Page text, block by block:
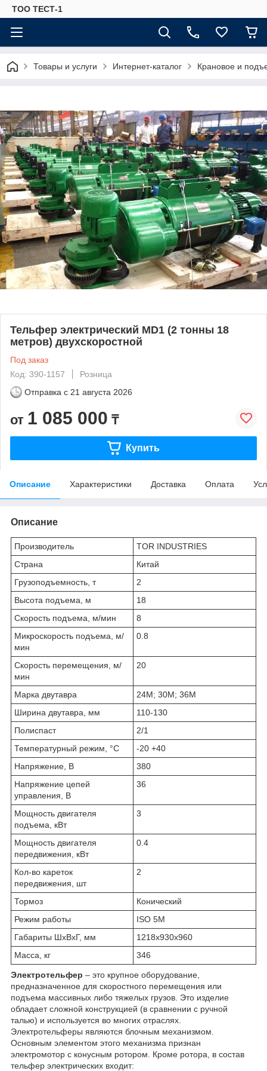
ТОО ТЕСТ-1
Товары и услуги Интернет-каталог Крановое и
Тельфер электрический MD1 (2 тонны 18
метров) двухскоростной
Под заказ
Код: 390-1157
Розница
Отправка с 21 августа 2026
от 1 085 000 ₸
Купить
Описание Характеристики Доставка Оплата
Описание
Производитель
TOR INDUSTRIES
Страна
Китай
Грузоподъемность, т
2
Высота подъема, м
18
Скорость подъема, м/мин
8
Микроскорость подъема, м/
мин
0.8
Скорость перемещения, м/
мин
20
Марка двутавра
24М; 30М; 36М
Ширина двутавра, мм
110-130
Полиспаст
2/1
Температурный режим, °С
-20 +40
Напряжение, В
380
Напряжение цепей
управления, В
36
Мощность двигателя
подъема, кВт
3
Мощность двигателя
передвижения, кВт
0.4
Кол-во кареток
передвижения, шт
2
Тормоз
Конический
Режим работы
ISO 5M
Габариты ШхВхГ, мм
1218х930х960
Масса, кг
346
Электротельфер – это крупное оборудование,
предназначенное для скоростного перемещения или
подъема массивных либо тяжелых грузов. Это изделие
обладает сложной конструкцией (в сравнении с ручной
талью) и используется во многих отраслях.
Электротельферы являются блочным механизмом.
Основным элементом этого механизма признан
электромотор с конусным ротором. Кроме ротора, в состав
тельфер электрических входит: